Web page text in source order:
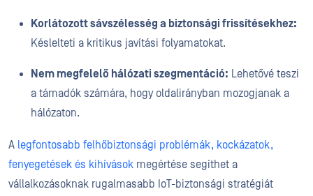
Korlátozott sávszélesség a biztonsági frissítésekhez:
Késlelteti a kritikus javítási folyamatokat.
Nem megfelelő hálózati szegmentáció: Lehetővé teszi
a támadók számára, hogy oldalirányban mozogjanak a
hálózaton.
A legfontosabb felhőbiztonsági problémák, kockázatok,
fenyegetések és kihívások megértése segíthet a
vállalkozásoknak rugalmasabb IoT-biztonsági stratégiát